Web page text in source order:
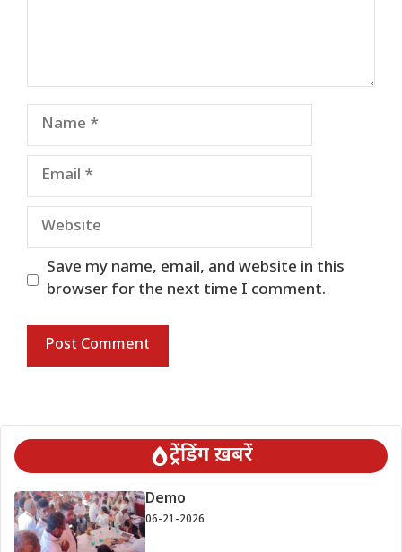
Name
Email
Website
Save my name, email, and website in this
browser for the next time I comment.
ट्रेंडिंग ख़बरें
Demo
06-21-2026